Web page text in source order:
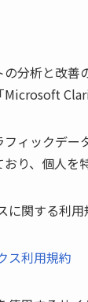
分析と改
Microsoft
フィックデ
り、個人を
関する利用
ス利用規約